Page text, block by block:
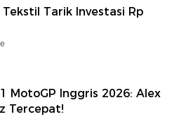
Tarik Investasi Rp
MotoGP Inggris 2026: Alex
Tercepat!